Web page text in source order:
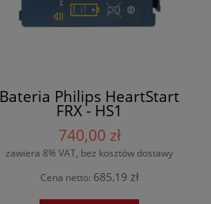
Bateria Philips HeartStart
FRX - HS1
740,00 zł
zawiera 8% VAT, bez kosztów dostawy
Cena netto: 685,19 zł